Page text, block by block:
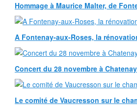
Hommage à Maurice Malter, de
A Fontenay-aux-Roses, la
Concert du 28 novembre à
Le comité de Vaucresson sur le